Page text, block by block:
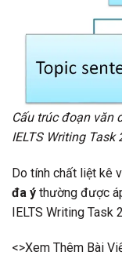
Cấu trúc đoạn văn
IELTS Writing Task
Do tính chất liệt kê
đa ý thường được
IELTS Writing Task
<>Xem Thêm Bài